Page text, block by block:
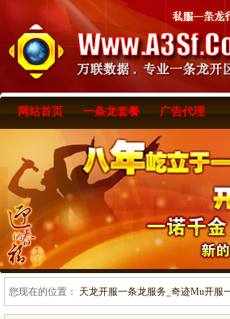
网站首页 一条龙套餐 广告代理
您现在的位置： 天龙开服一条龙服务_奇迹Mu开服